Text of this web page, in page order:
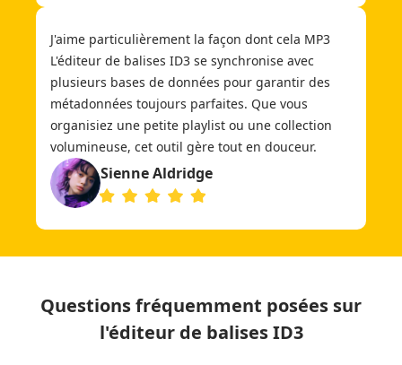
J'aime particulièrement la façon dont cela MP3
L'éditeur de balises ID3 se synchronise avec
plusieurs bases de données pour garantir des
métadonnées toujours parfaites. Que vous
organisiez une petite playlist ou une collection
volumineuse, cet outil gère tout en douceur.
Sienne Aldridge
Questions fréquemment posées sur
l'éditeur de balises ID3